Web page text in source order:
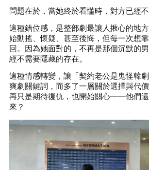
問題在於，當她終於看懂時，對方已經不
這種錯位感，是整部劇最讓人揪心的地
始動搖、懷疑、甚至後悔，但每一次想
回。因為她面對的，不再是那個沉默的
經不需要隱藏的存在。
這種情感轉變，讓「契約老公是鬼怪韓
爽劇關鍵詞，而多了一層關於選擇與代
再只是期待復仇，也開始關心——他們
來？